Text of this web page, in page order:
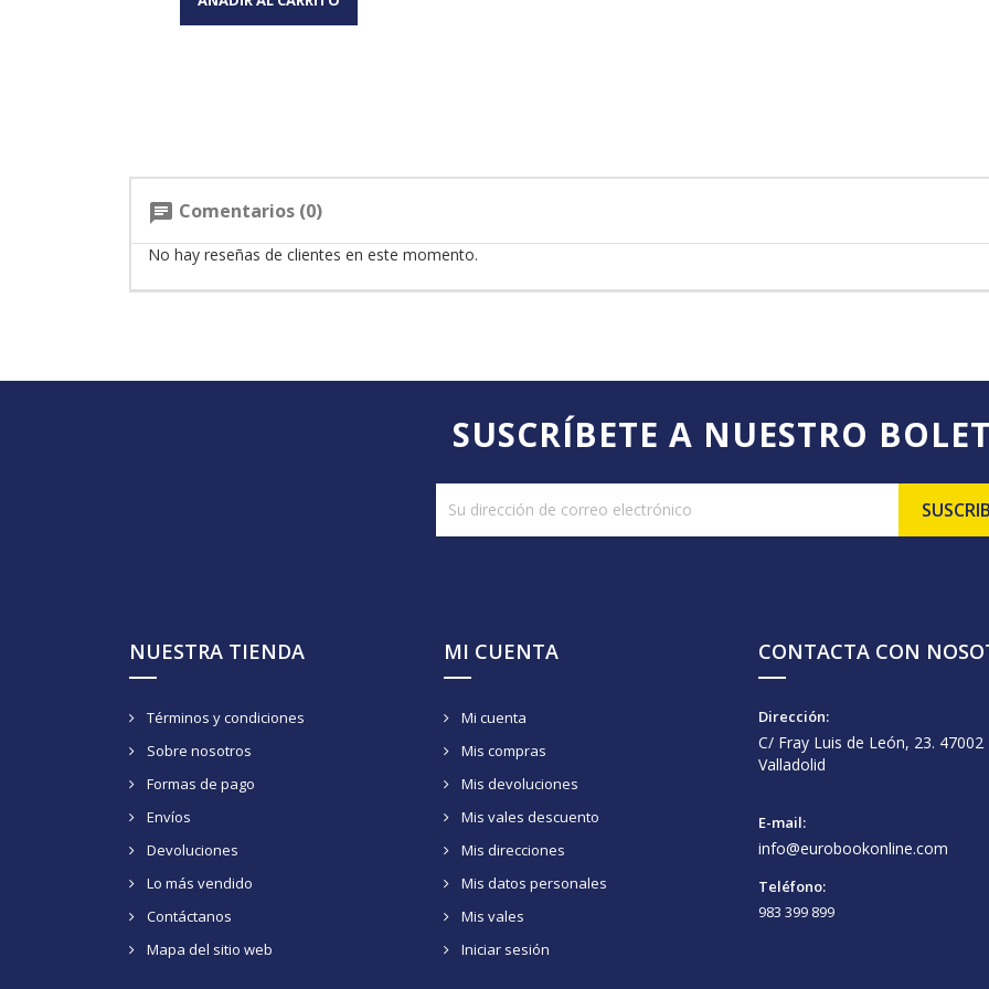
chat Comentarios (0)
No hay reseñas de clientes en este momento.
SUSCRÍBETE A NUESTRO
NUESTRA TIENDA
Términos y condiciones
Sobre nosotros
Formas de pago
Envíos
Devoluciones
Lo más vendido
Contáctanos
Mapa del sitio web
MI CUENTA
Mi cuenta
Mis compras
Mis devoluciones
Mis vales descuento
Mis direcciones
Mis datos personales
Mis vales
Iniciar sesión
CONTACTA CON
Dirección:
C/ Fray Luis de León, 23. 47002
Valladolid
E-mail:
info@eurobookonline.com
Teléfono:
983 399 899